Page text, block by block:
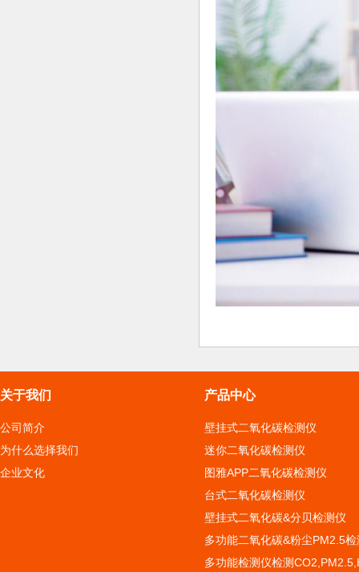
关于我们
公司简介
为什么选择我们
企业文化
产品中心
壁挂式二氧化碳检测仪
迷你二氧化碳检测仪
图雅APP二氧化碳检测仪
台式二氧化碳检测仪
壁挂式二氧化碳&分贝检测仪
多功能二氧化碳&粉尘PM2.5
多功能检测仪检测